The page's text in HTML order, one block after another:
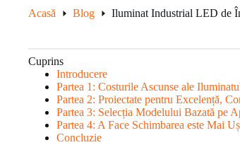
Acasă Blog Iluminat Industrial LED de
Cuprins
Introducere
Partea 1: Costurile Ascunse ale
Partea 2: Proiectate pentru Excelență,
Partea 3: Selecția Modelului Bazată pe
Partea 4: A Face Schimbarea este Mai
Concluzie